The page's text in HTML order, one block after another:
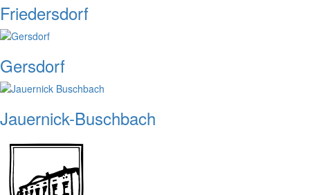
Friedersdorf
Gersdorf
Jauernick-Buschbach